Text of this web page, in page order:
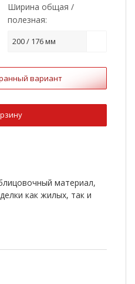
Ширина общая /
полезная:
200 / 176 мм
вариант
материал,
как жилых, так и